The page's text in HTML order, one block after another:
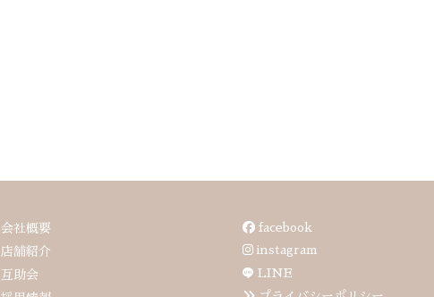
会社概要
店舗紹介
互助会
facebook
instagram
LINE